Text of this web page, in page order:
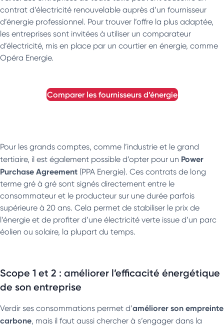
contrat d’électricité renouvelable auprès d’un fournisseur
d’énergie professionnel. Pour trouver l’offre la plus adaptée,
les entreprises sont invitées à utiliser un comparateur
d’électricité, mis en place par un courtier en énergie, comme
Opéra Energie.
comparer les fournisseurs d’énergie
Pour les grands comptes, comme l’industrie et le grand
tertiaire, il est également possible d’opter pour un Power
Purchase Agreement (PPA Energie). Ces contrats de long
terme gré à gré sont signés directement entre le
consommateur et le producteur sur une durée parfois
supérieure à 20 ans. Cela permet de stabiliser le prix de
l’énergie et de profiter d’une électricité verte issue d’un parc
éolien ou solaire, la plupart du temps.
Scope 1 et 2 : améliorer l’efficacité énergétique
de son entreprise
Verdir ses consommations permet d’améliorer son empreinte
carbone, mais il faut aussi chercher à s’engager dans la